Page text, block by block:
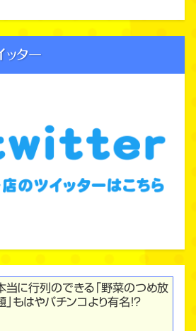
ッター
当に行列のできる「野菜のつめ放
」もはやパチンコより有名！？